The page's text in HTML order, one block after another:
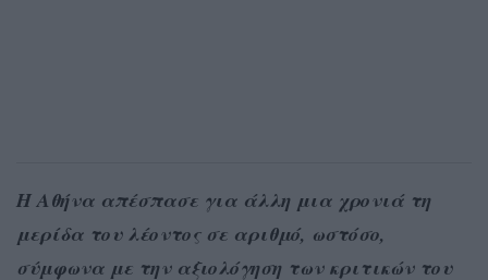
Η Αθήνα απέσπασε για άλλη μια χρονιά τη
μερίδα του λέοντος σε αριθμό, ωστόσο,
σύμφωνα με την αξιολόγηση των κριτικών του